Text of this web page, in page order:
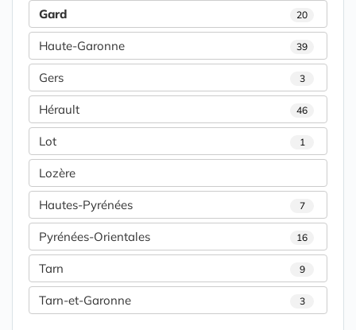
Gard 20
Haute-Garonne 39
Gers 3
Hérault 46
Lot 1
Lozère
Hautes-Pyrénées 7
Pyrénées-Orientales 16
Tarn 9
Tarn-et-Garonne 3